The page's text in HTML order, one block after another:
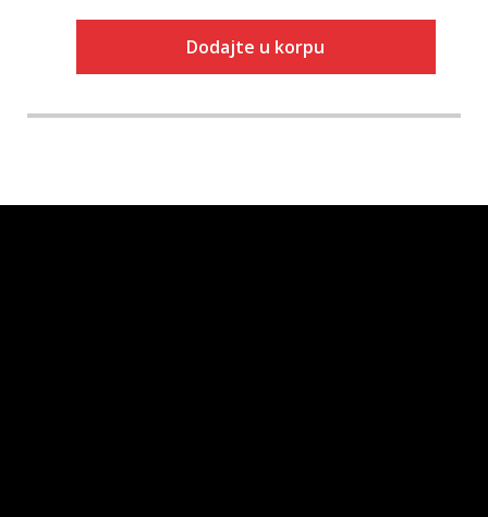
Dodajte u korpu